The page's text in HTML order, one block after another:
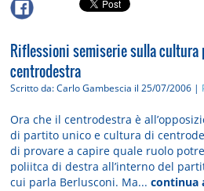
Riflessioni semiserie sulla cultura
centrodestra
Scritto da: Carlo Gambescia il 25/07/2006 |
Ora che il centrodestra è
di partito unico e cultura di
di provare a capire quale ruolo
poliitca di destra all’interno del
cui parla Berlusconi. Ma...continua